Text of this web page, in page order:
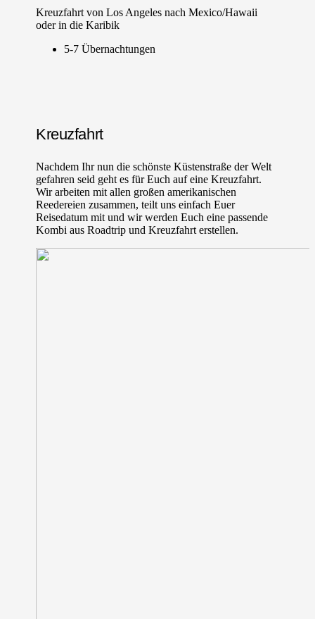
Kreuzfahrt von Los Angeles nach Mexico/Hawaii
oder in die Karibik
5-7 Übernachtungen
Kreuzfahrt
Nachdem Ihr nun die schönste Küstenstraße der Welt
gefahren seid geht es für Euch auf eine Kreuzfahrt.
Wir arbeiten mit allen großen amerikanischen
Reedereien zusammen, teilt uns einfach Euer
Reisedatum mit und wir werden Euch eine passende
Kombi aus Roadtrip und Kreuzfahrt erstellen.